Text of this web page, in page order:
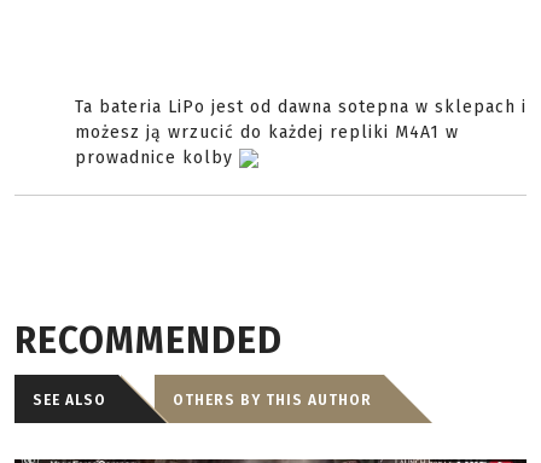
Ta bateria LiPo jest od dawna sotepna w sklepach i
możesz ją wrzucić do każdej repliki M4A1 w
prowadnice kolby
RECOMMENDED
SEE ALSO OTHERS BY THIS AUTHOR